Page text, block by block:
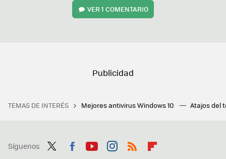
VER1 COMENTARIO
TEMAS DE INTERÉS Mejores antivirus Windows 10 Atajos del
Síguenos